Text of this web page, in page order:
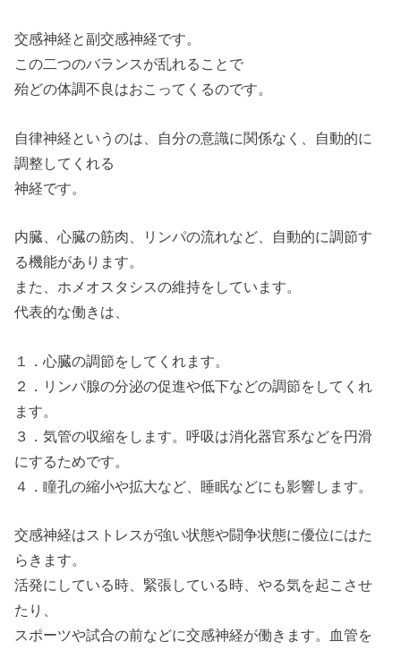
交感神経と副交感神経です。
この二つのバランスが乱れることで
殆どの体調不良はおこってくるのです。
自律神経というのは、自分の意識に関係なく、自動的に
調整してくれる
神経です。
内臓、心臓の筋肉、リンパの流れなど、自動的に調節す
る機能があります。
また、ホメオスタシスの維持をしています。
代表的な働きは、
１．心臓の調節をしてくれます。
２．リンパ腺の分泌の促進や低下などの調節をしてくれ
ます。
３．気管の収縮をします。呼吸は消化器官系などを円滑
にするためです。
４．瞳孔の縮小や拡大など、睡眠などにも影響します。
交感神経はストレスが強い状態や闘争状態に優位にはた
らきます。
活発にしている時、緊張している時、やる気を起こさせ
たり、
スポーツや試合の前などに交感神経が働きます。血管を